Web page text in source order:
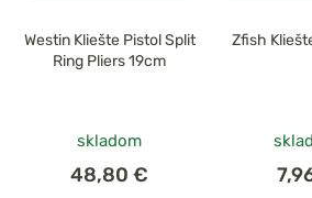
Westin Kliešte Pistol Split
Ring Pliers 19cm
skladom
48,80 €
Zfish